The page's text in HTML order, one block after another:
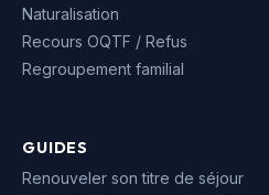
Naturalisation
Recours OQTF / Refus
Regroupement familial
GUIDES
Renouveler son titre de séjour